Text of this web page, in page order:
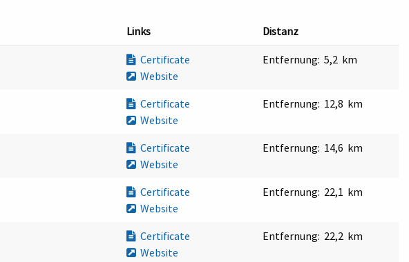
Links Distanz
Certificate
Website
Entfernung: 5,2 km
Certificate
Website
Entfernung: 12,8 km
Certificate
Website
Entfernung: 14,6 km
Certificate
Website
Entfernung: 22,1 km
Certificate
Website
Entfernung: 22,2 km